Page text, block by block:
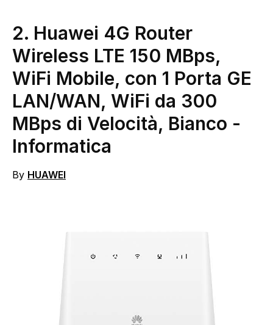
2. Huawei 4G Router
Wireless LTE 150 MBps,
WiFi Mobile, con 1 Porta GE
LAN/WAN, WiFi da 300
MBps di Velocità, Bianco -
Informatica
By HUAWEI